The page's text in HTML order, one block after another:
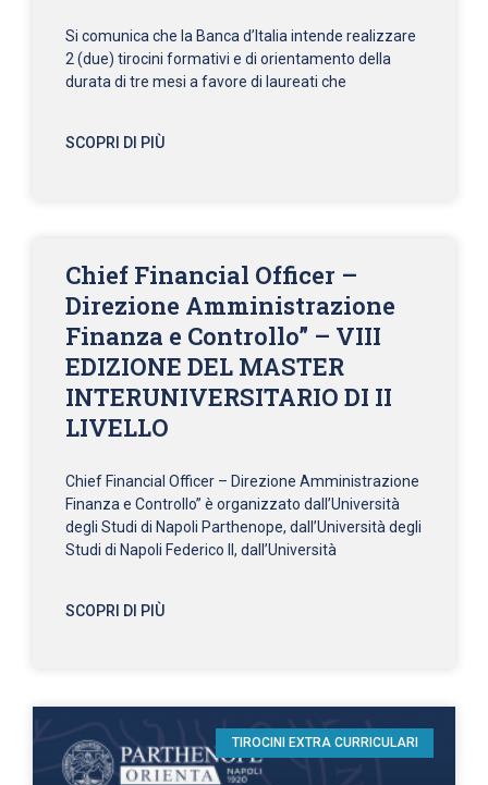
Si comunica che la Banca d’Italia intende realizzare
2 (due) tirocini formativi e di orientamento della
durata di tre mesi a favore di laureati che
SCOPRI DI PIÙ
Chief Financial Officer –
Direzione Amministrazione
Finanza e Controllo” – VIII
EDIZIONE DEL MASTER
INTERUNIVERSITARIO DI II
LIVELLO
Chief Financial Officer – Direzione Amministrazione
Finanza e Controllo” è organizzato dall’Università
degli Studi di Napoli Parthenope, dall’Università degli
Studi di Napoli Federico II, dall’Università
SCOPRI DI PIÙ
TIROCINI EXTRA CURRICULARI